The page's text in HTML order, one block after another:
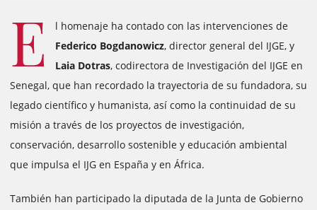
E
l homenaje ha contado con las intervenciones de
Federico Bogdanowicz, director general del IJGE, y
Laia Dotras, codirectora de Investigación del IJGE en
Senegal, que han recordado la trayectoria de su fundadora, su
legado científico y humanista, así como la continuidad de su
misión a través de los proyectos de investigación,
conservación, desarrollo sostenible y educación ambiental
que impulsa el IJG en España y en África.
También han participado la diputada de la Junta de Gobierno